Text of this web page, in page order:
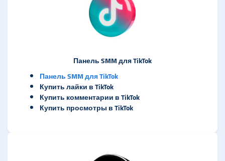
Панель SMM для TikTok
Панель SMM для TikTok
Купить лайки в TikTok
Купить комментарии в TikTok
Купить просмотры в TikTok